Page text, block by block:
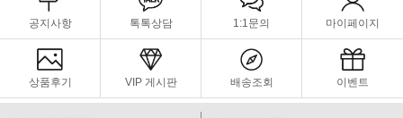
공지사항 톡톡상담 1:1문의 마이페이지
상품후기 VIP 게시판 배송조회 이벤트